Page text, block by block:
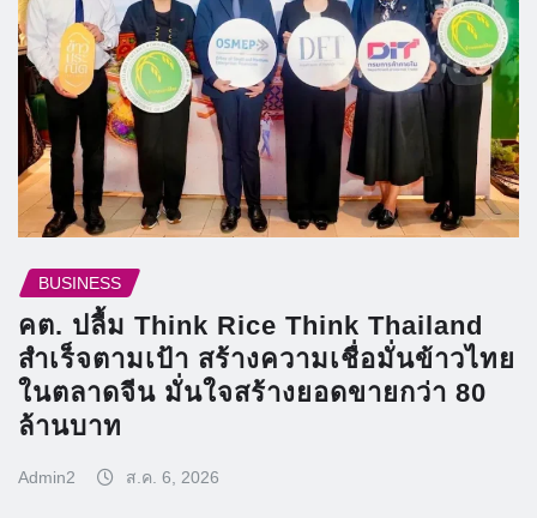
BUSINESS
คต. ปลื้ม Think Rice Think Thailand
สำเร็จตามเป้า สร้างความเชื่อมั่นข้าวไทย
ในตลาดจีน มั่นใจสร้างยอดขายกว่า 80
ล้านบาท
Admin2 ส.ค. 6, 2026